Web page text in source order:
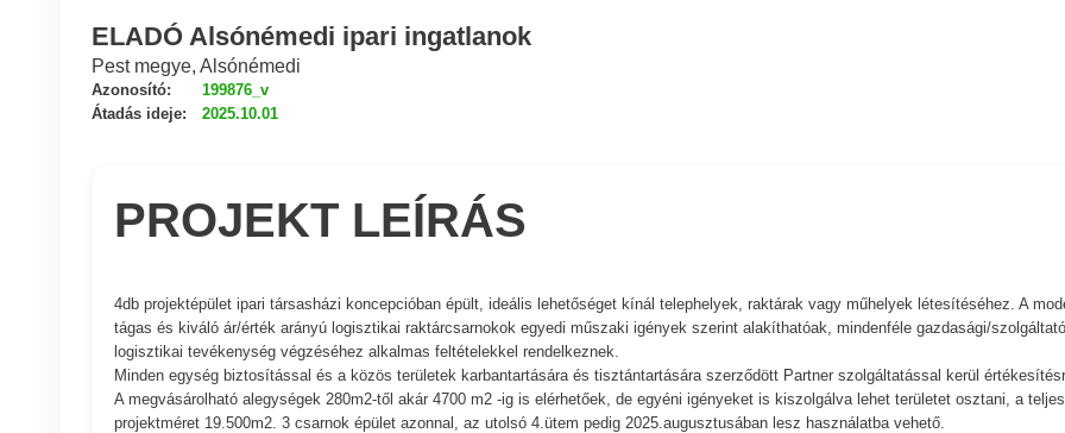
ELADÓ Alsónémedi ipari ingatlanok
Pest megye, Alsónémedi
Azonosító:
199876_v
Átadás ideje:
2025.10.01
PROJEKT LEÍRÁS
4db projektépület ipari társasházi koncepcióban épült, ideális lehetőséget kínál telephelyek, raktárak vagy műhelyek létesítéséhez. A
tágas és kiváló ár/érték arányú logisztikai raktárcsarnokok egyedi műszaki igények szerint alakíthatóak, mindenféle gazdasági/
logisztikai tevékenység végzéséhez alkalmas feltételekkel rendelkeznek.
Minden egység biztosítással és a közös területek karbantartására és tisztántartására szerződött Partner szolgáltatással kerül
A megvásárolható alegységek 280m2-től akár 4700 m2 -ig is elérhetőek, de egyéni igényeket is kiszolgálva lehet területet osztani, a teljes
projektméret 19.500m2. 3 csarnok épület azonnal, az utolsó 4.ütem pedig 2025.augusztusában lesz használatba vehető.